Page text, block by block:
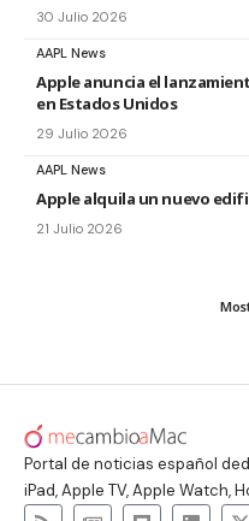
30 Julio 2026
AAPL News
Apple anuncia el
en Estados Unidos
29 Julio 2026
AAPL News
Apple alquila un nuevo
21 Julio 2026
Portal de noticias español
iPad, Apple TV, Apple Watch,